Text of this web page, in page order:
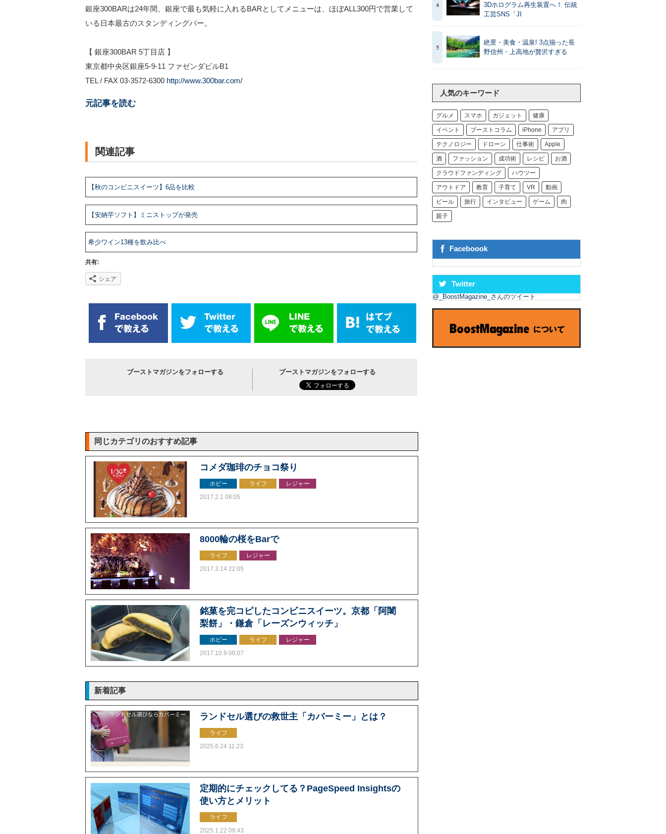
銀座300BARは24年間、銀座で最も気軽に入れるBARとしてメニューは、ほぼALL300円で営業して
いる日本最古のスタンディングバー。
【 銀座300BAR 5丁目店 】
東京都中央区銀座5-9-11 ファゼンダビルB1
TEL / FAX 03-3572-6300 http://www.300bar.com/
元記事を読む
関連記事
【秋のコンビニスイーツ】6品を比較
【安納芋ソフト】ミニストップが発売
希少ワイン13種を飲み比べ
共有:
シェア
ブーストマガジンをフォローする ブーストマガジンをフォローする
同じカテゴリのおすすめ記事
コメダ珈琲のチョコ祭り
ホビー ライフ
レジャー
2017.2.1 08:05
8000輪の桜をBarで
ライフ
レジャー
2017.3.14 22:05
銘菓を完コピしたコンビニスイーツ。京都「阿闍
梨餅」・鎌倉「レーズンウィッチ」
ホビー ライフ
レジャー
2017.10.9 08:07
新着記事
ランドセル選びの救世主「カバーミー」とは？
ライフ
2025.6.24 11:23
定期的にチェックしてる？PageSpeed Insightsの
使い方とメリット
ライフ
2025.1.22 09:43
4
3Dホログラム再生装置へ！ 伝統
工芸SNS「JI
5
絶景・美食・温泉! 3点揃った長
野信州・上高地が贅沢すぎる
人気のキーワード
グルメ スマホ ガジェット 健康
イベント ブーストコラム iPhone アプリ
テクノロジー ドローン 仕事術 Apple
酒 ファッション 成功術 レシピ お酒
クラウドファンディング ハウツー
アウトドア 教育 子育て VR 動画
ビール 旅行 インタビュー ゲーム 肉
親子
Faceboook
Twitter
@_BoostMagazine_さんのツイート